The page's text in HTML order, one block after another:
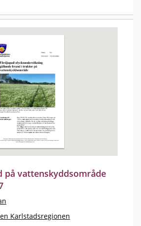
på vattenskyddsområde
Karlstadsregionen